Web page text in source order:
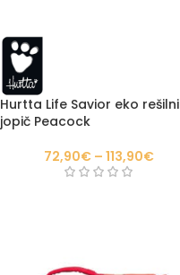
Hurtta Life Savior eko rešilni
jopič Peacock
72,90€ – 113,90€